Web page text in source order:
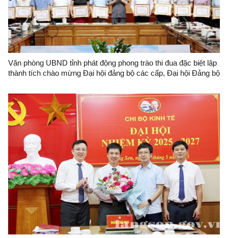
Văn phòng UBND tỉnh phát động phong trào thi đua đặc biệt lập
thành tích chào mừng Đại hội đảng bộ các cấp, Đại hội Đảng bộ